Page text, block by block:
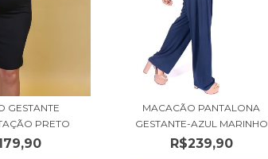
GESTANTE
PRETO
MACACÃO PANTALONA
GESTANTE-AZUL MARINHO
R$239,90